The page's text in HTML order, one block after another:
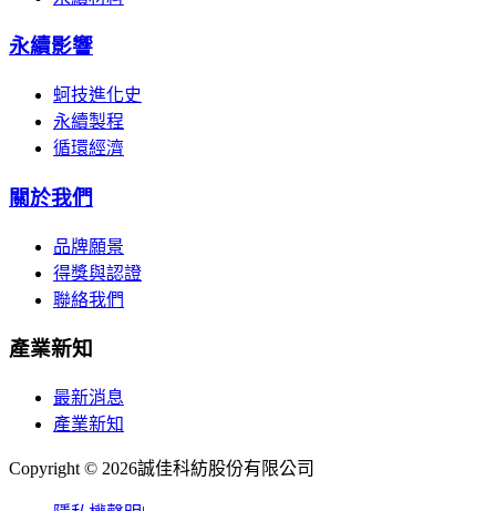
永續影響
蚵技進化史
永續製程
循環經濟
關於我們
品牌願景
得獎與認證
聯絡我們
產業新知
最新消息
產業新知
Copyright © 2026誠佳科紡股份有限公司